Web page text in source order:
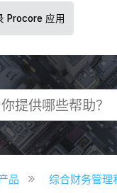
Procore 应用
全局层次
品 综合财务管理